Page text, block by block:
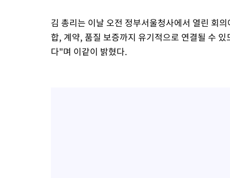
김 총리는 이날 오전 정부서울청사에서 열린 회
합, 계약, 품질 보증까지 유기적으로 연결될 수
다"며 이같이 밝혔다.